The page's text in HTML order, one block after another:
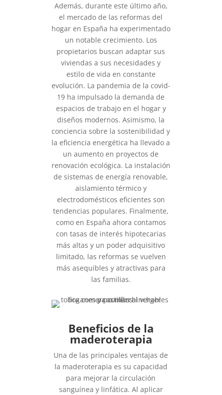
Además, durante este último año,
el mercado de las reformas del
hogar en España ha experimentado
un notable crecimiento. Los
propietarios buscan adaptar sus
viviendas a sus necesidades y
estilo de vida en constante
evolución. La pandemia de la covid-
19 ha impulsado la demanda de
espacios de trabajo en el hogar y
diseños modernos. Asimismo, la
conciencia sobre la sostenibilidad y
la eficiencia energética ha llevado a
un aumento en proyectos de
renovación ecológica. La instalación
de sistemas de energía renovable,
aislamiento térmico y
electrodomésticos eficientes son
tendencias populares. Finalmente,
como en España ahora contamos
con tasas de interés hipotecarias
más altas y un poder adquisitivo
limitado, las reformas se vuelven
más asequibles y atractivas para
las familias.
Beneficios de la
maderoterapia
Una de las principales ventajas de
la maderoterapia es su capacidad
para mejorar la circulación
sanguínea y linfática. Al aplicar